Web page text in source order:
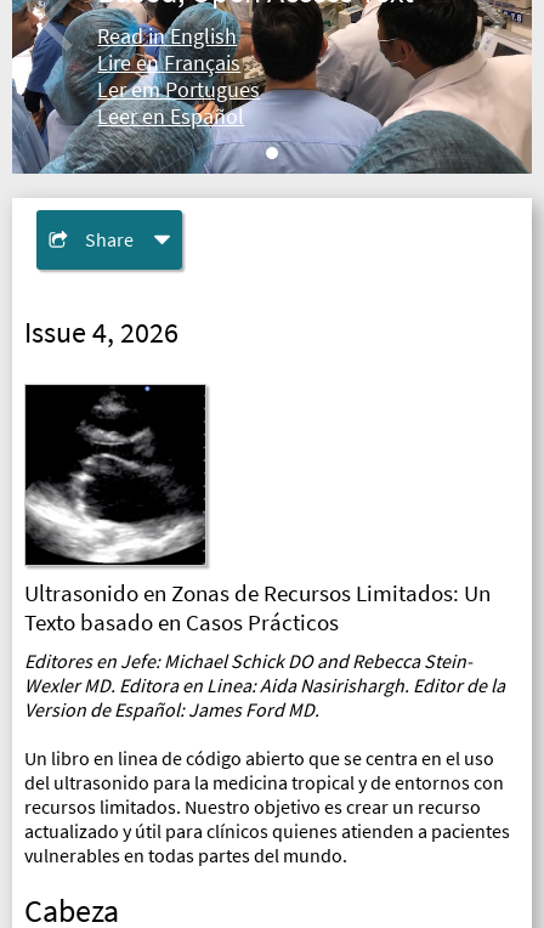
Read in English
Lire en Français
Ler em Portugues
Leer en Español
Share
Issue 4, 2026
Ultrasonido en Zonas de Recursos Limitados: Un
Texto basado en Casos Prácticos
Editores en Jefe: Michael Schick DO and Rebecca Stein-
Wexler MD. Editora en Linea: Aida Nasirishargh. Editor de la
Version de Español: James Ford MD.
Un libro en linea de código abierto que se centra en el uso
del ultrasonido para la medicina tropical y de entornos con
recursos limitados. Nuestro objetivo es crear un recurso
actualizado y útil para clínicos quienes atienden a pacientes
vulnerables en todas partes del mundo.
Cabeza